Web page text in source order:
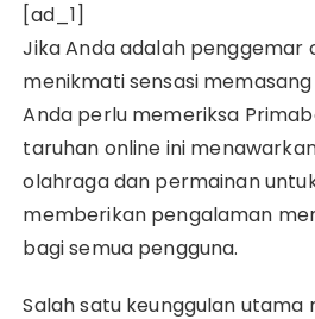
[ad_1]
Jika Anda adalah penggemar
menikmati sensasi
Anda perlu memeriksa
taruhan online ini
olahraga dan permainan
memberikan pengalaman
bagi semua pengguna.
Salah satu keunggulan utama